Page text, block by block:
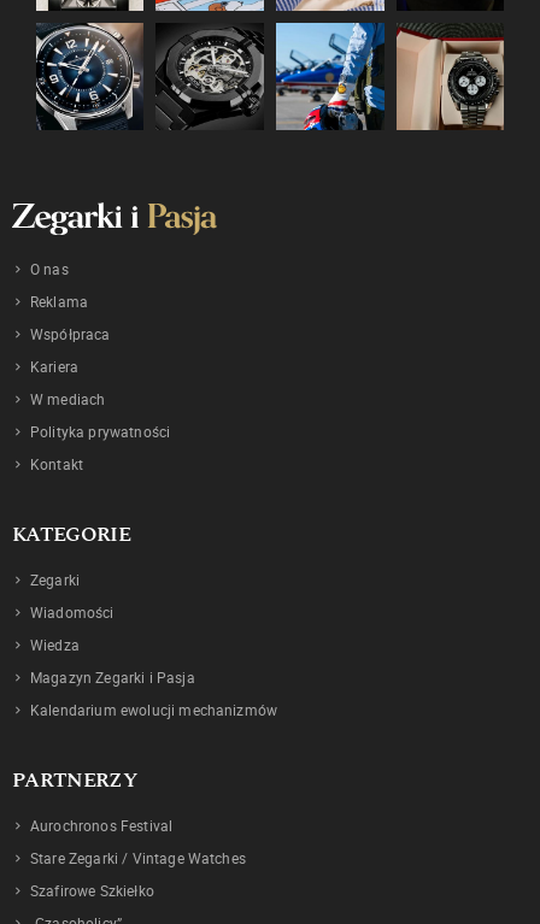
O nas
Reklama
Współpraca
Kariera
W mediach
Polityka prywatności
Kontakt
KATEGORIE
Zegarki
Wiadomości
Wiedza
Magazyn Zegarki i Pasja
Kalendarium ewolucji mechanizmów
PARTNERZY
Aurochronos Festival
Stare Zegarki / Vintage Watches
Szafirowe Szkiełko